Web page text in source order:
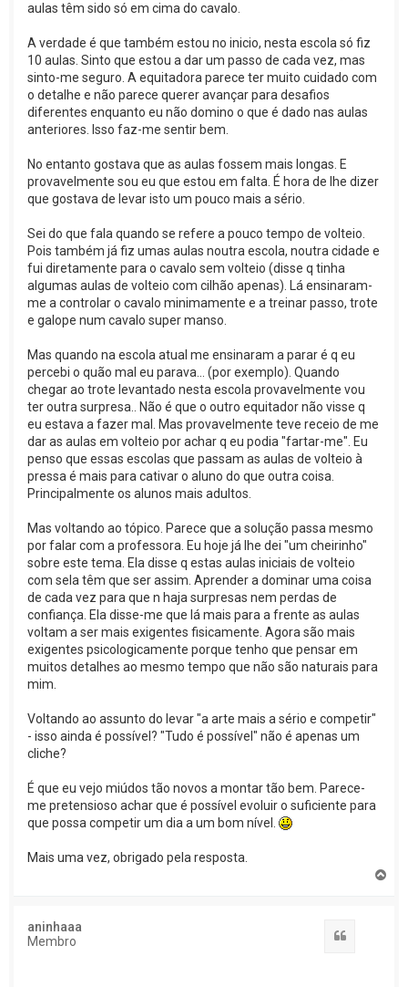
aulas têm sido só em cima do cavalo.
A verdade é que também estou no inicio, nesta escola só fiz
10 aulas. Sinto que estou a dar um passo de cada vez, mas
sinto-me seguro. A equitadora parece ter muito cuidado com
o detalhe e não parece querer avançar para desafios
diferentes enquanto eu não domino o que é dado nas aulas
anteriores. Isso faz-me sentir bem.
No entanto gostava que as aulas fossem mais longas. E
provavelmente sou eu que estou em falta. É hora de lhe dizer
que gostava de levar isto um pouco mais a sério.
Sei do que fala quando se refere a pouco tempo de volteio.
Pois também já fiz umas aulas noutra escola, noutra cidade e
fui diretamente para o cavalo sem volteio (disse q tinha
algumas aulas de volteio com cilhão apenas). Lá ensinaram-
me a controlar o cavalo minimamente e a treinar passo, trote
e galope num cavalo super manso.
Mas quando na escola atual me ensinaram a parar é q eu
percebi o quão mal eu parava... (por exemplo). Quando
chegar ao trote levantado nesta escola provavelmente vou
ter outra surpresa.. Não é que o outro equitador não visse q
eu estava a fazer mal. Mas provavelmente teve receio de me
dar as aulas em volteio por achar q eu podia "fartar-me". Eu
penso que essas escolas que passam as aulas de volteio à
pressa é mais para cativar o aluno do que outra coisa.
Principalmente os alunos mais adultos.
Mas voltando ao tópico. Parece que a solução passa mesmo
por falar com a professora. Eu hoje já lhe dei "um cheirinho"
sobre este tema. Ela disse q estas aulas iniciais de volteio
com sela têm que ser assim. Aprender a dominar uma coisa
de cada vez para que n haja surpresas nem perdas de
confiança. Ela disse-me que lá mais para a frente as aulas
voltam a ser mais exigentes fisicamente. Agora são mais
exigentes psicologicamente porque tenho que pensar em
muitos detalhes ao mesmo tempo que não são naturais para
mim.
Voltando ao assunto do levar "a arte mais a sério e competir"
- isso ainda é possível? "Tudo é possível" não é apenas um
cliche?
É que eu vejo miúdos tão novos a montar tão bem. Parece-
me pretensioso achar que é possível evoluir o suficiente para
que possa competir um dia a um bom nível.
Mais uma vez, obrigado pela resposta.
aninhaaa
Membro